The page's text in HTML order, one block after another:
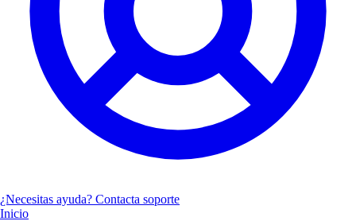
¿Necesitas ayuda? Contacta soporte
Inicio